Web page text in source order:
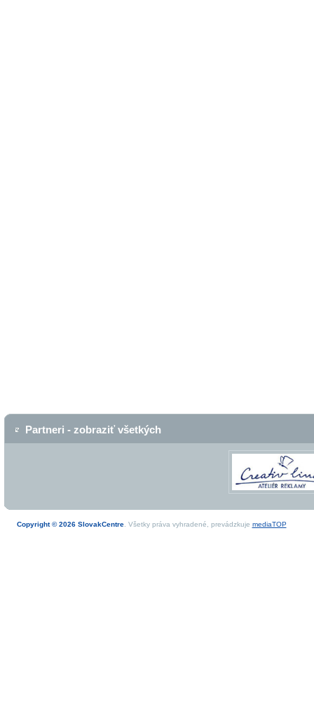
Partneri - zobraziť všetkých
Copyright © 2026 SlovakCentre. Všetky práva vyhradené, prevádzkuje mediaTOP